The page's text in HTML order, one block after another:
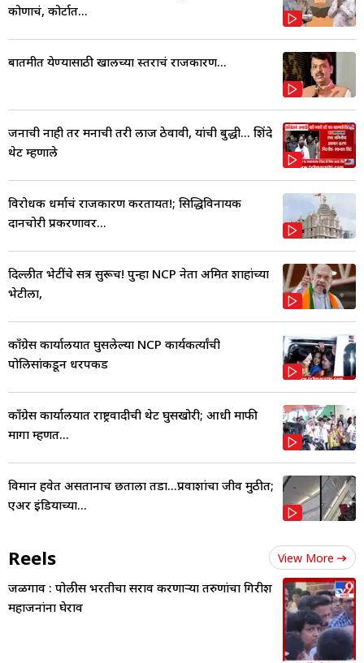
कोणाचं, कोर्टात...
बातमीत येण्यासाठी खालच्या स्तराचं राजकारण...
जनाची नाही तर मनाची तरी लाज ठेवावी, यांची बुद्धी... शिंदे
थेट म्हणाले
विरोधक धर्माचं राजकारण करतायत!; सिद्धिविनायक
दानचोरी प्रकरणावर...
दिल्लीत भेटींचे सत्र सुरूच! पुन्हा NCP नेता अमित शाहांच्या
भेटीला,
काँग्रेस कार्यालयात घुसलेल्या NCP कार्यकर्त्यांची
पोलिसांकडून धरपकड
काँग्रेस कार्यालयात राष्ट्रवादीची थेट घुसखोरी; आधी माफी
मागा म्हणत...
विमान हवेत असतानाच छताला तडा...प्रवाशांचा जीव मुठीत;
एअर इंडियाच्या...
Reels View More
जळगाव : पोलीस भरतीचा सराव करणाऱ्या तरुणांचा गिरीश
महाजनांना घेराव